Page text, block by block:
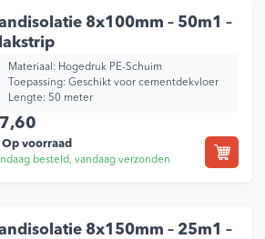
8x100mm – 50m1 –
Materiaal: Hogedruk PE-Schuim
Toepassing: Geschikt voor cementdekvloer
Lengte: 50 meter
Op voorraad
besteld, vandaag verzonden
8x150mm – 25m1 –